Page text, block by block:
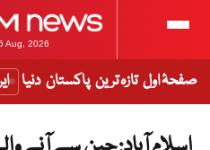
Aug, 2026
صفحۂ اول تازہ ترین پاکستان دنیا